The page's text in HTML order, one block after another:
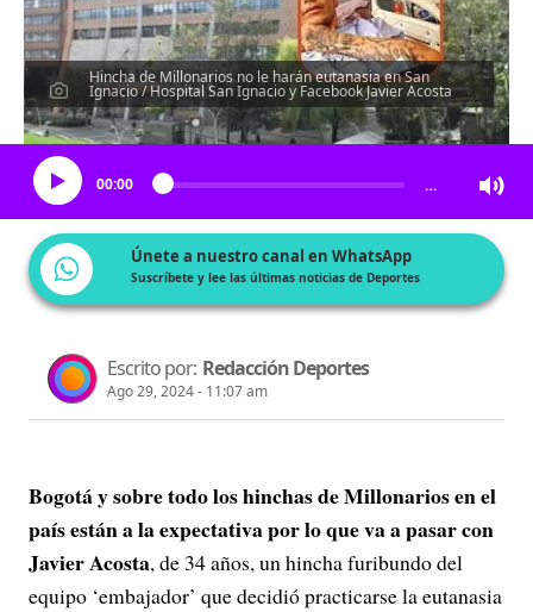
Hincha de Millonarios no le harán eutanasia en San
Ignacio / Hospital San Ignacio y Facebook Javier Acosta
Escucha el artículo
00:00 …
Únete a nuestro canal en WhatsApp
Suscríbete y lee las últimas noticias de Deportes
Escrito por: Redacción Deportes
Ago 29, 2024 - 11:07 am
Bogotá y sobre todo los hinchas de Millonarios en el
país están a la expectativa por lo que va a pasar con
Javier Acosta, de 34 años, un hincha furibundo del
equipo ‘embajador’ que decidió practicarse la eutanasia